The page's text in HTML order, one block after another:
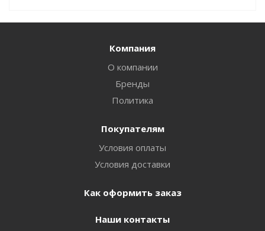
Компания
О компании
Бренды
Политика
Покупателям
Условия оплаты
Условия доставки
Как оформить заказ
Наши контакты